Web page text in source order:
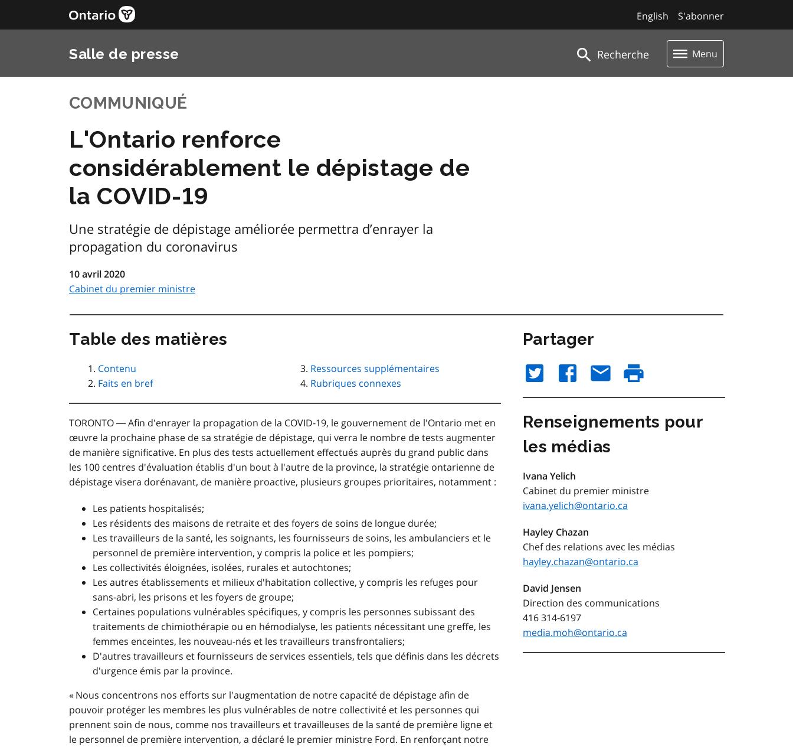
S'abonner
English
Salle de presse Recherche Menu
COMMUNIQUÉ
L'Ontario renforce
considérablement le dépistage de
la COVID-19
Une stratégie de dépistage améliorée permettra d’enrayer la
propagation du coronavirus
10 avril 2020
Cabinet du premier ministre
Table des matières
Contenu
Faits en bref
Ressources supplémentaires
Rubriques connexes
TORONTO ― Afin d'enrayer la propagation de la COVID-19, le gouvernement de l'Ontario met en
œuvre la prochaine phase de sa stratégie de dépistage, qui verra le nombre de tests augmenter
de manière significative. En plus des tests actuellement effectués auprès du grand public dans
les 100 centres d'évaluation établis d'un bout à l'autre de la province, la stratégie ontarienne de
dépistage visera dorénavant, de manière proactive, plusieurs groupes prioritaires, notamment :
Les patients hospitalisés;
Les résidents des maisons de retraite et des foyers de soins de longue durée;
Les travailleurs de la santé, les soignants, les fournisseurs de soins, les ambulanciers et le
personnel de première intervention, y compris la police et les pompiers;
Les collectivités éloignées, isolées, rurales et autochtones;
Les autres établissements et milieux d'habitation collective, y compris les refuges pour
sans-abri, les prisons et les foyers de groupe;
Certaines populations vulnérables spécifiques, y compris les personnes subissant des
traitements de chimiothérapie ou en hémodialyse, les patients nécessitant une greffe, les
femmes enceintes, les nouveau-nés et les travailleurs transfrontaliers;
D'autres travailleurs et fournisseurs de services essentiels, tels que définis dans les décrets
d'urgence émis par la province.
« Nous concentrons nos efforts sur l'augmentation de notre capacité de dépistage afin de
pouvoir protéger les membres les plus vulnérables de notre collectivité et les personnes qui
prennent soin de nous, comme nos travailleurs et travailleuses de la santé de première ligne et
le personnel de première intervention, a déclaré le premier ministre Ford. En renforçant notre
Partager
Renseignements pour
les médias
Ivana Yelich
Cabinet du premier ministre
ivana.yelich@ontario.ca
Hayley Chazan
Chef des relations avec les médias
hayley.chazan@ontario.ca
David Jensen
Direction des communications
416 314-6197
media.moh@ontario.ca